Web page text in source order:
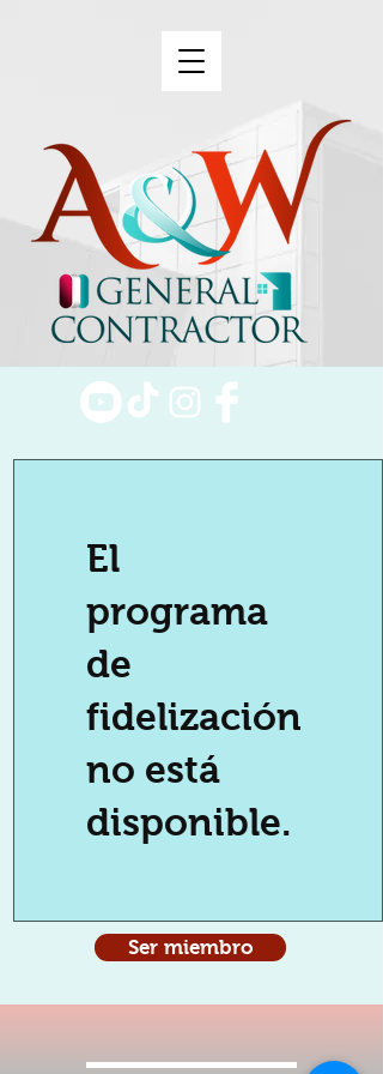
El
programa
de
fidelización
no está
disponible.
Ser miembro